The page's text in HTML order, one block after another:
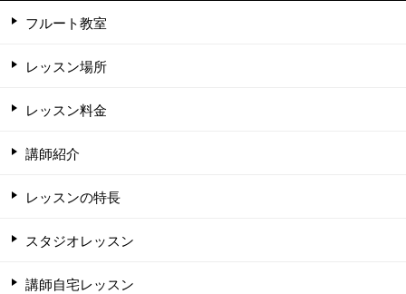
フルート教室
レッスン場所
レッスン料金
講師紹介
レッスンの特長
スタジオレッスン
講師自宅レッスン